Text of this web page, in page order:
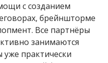
с созданием
брейншторме
Все партнёры
занимаются
практически